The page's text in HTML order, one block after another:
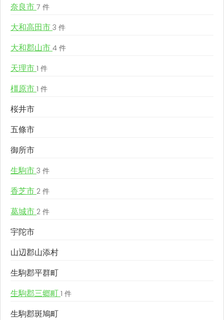
奈良市 7 件
大和高田市 3 件
大和郡山市 4 件
天理市 1 件
橿原市 1 件
桜井市
五條市
御所市
生駒市 3 件
香芝市 2 件
葛城市 2 件
宇陀市
山辺郡山添村
生駒郡平群町
生駒郡三郷町 1 件
生駒郡斑鳩町